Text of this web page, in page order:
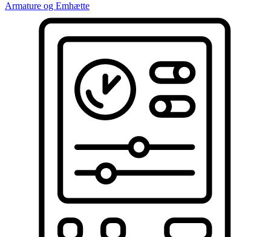
Armature og Emhætte